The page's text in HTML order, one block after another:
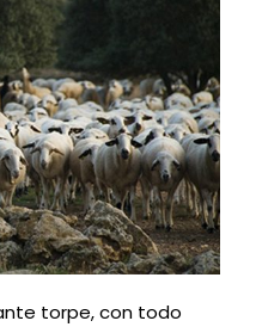
torpe, con todo